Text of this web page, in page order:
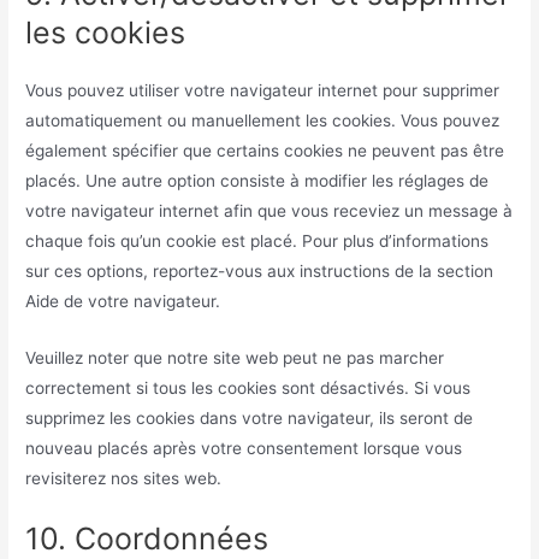
les cookies
Vous pouvez utiliser votre navigateur internet pour supprimer
automatiquement ou manuellement les cookies. Vous pouvez
également spécifier que certains cookies ne peuvent pas être
placés. Une autre option consiste à modifier les réglages de
votre navigateur internet afin que vous receviez un message à
chaque fois qu’un cookie est placé. Pour plus d’informations
sur ces options, reportez-vous aux instructions de la section
Aide de votre navigateur.
Veuillez noter que notre site web peut ne pas marcher
correctement si tous les cookies sont désactivés. Si vous
supprimez les cookies dans votre navigateur, ils seront de
nouveau placés après votre consentement lorsque vous
revisiterez nos sites web.
10. Coordonnées